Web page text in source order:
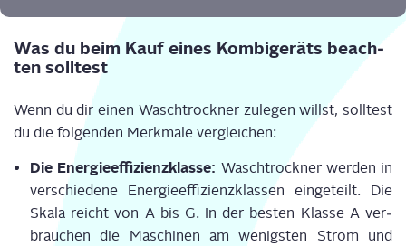
Was du beim Kauf eines Kom­bi­ge­räts beach­
ten solltest
Wenn du dir einen Wasch­trock­ner zule­gen willst, soll­test
du die fol­gen­den Merk­ma­le vergleichen:
Die Ener­gie­ef­fi­zi­enz­klas­se: Wasch­trock­ner wer­den in
ver­schie­de­ne Ener­gie­ef­fi­zi­enz­klas­sen ein­ge­teilt. Die
Ska­la reicht von A bis G. In der bes­ten Klas­se A ver­
brau­chen die Maschi­nen am wenigs­ten Strom und